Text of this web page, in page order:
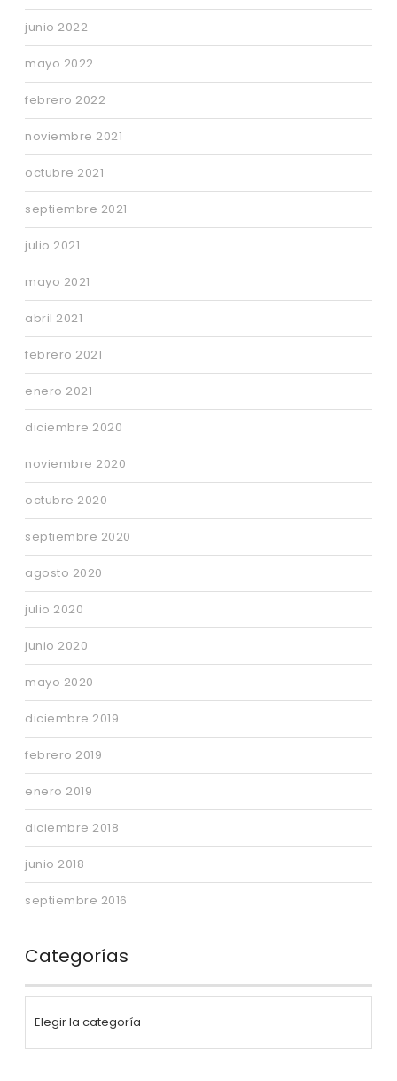
junio 2022
mayo 2022
febrero 2022
noviembre 2021
octubre 2021
septiembre 2021
julio 2021
mayo 2021
abril 2021
febrero 2021
enero 2021
diciembre 2020
noviembre 2020
octubre 2020
septiembre 2020
agosto 2020
julio 2020
junio 2020
mayo 2020
diciembre 2019
febrero 2019
enero 2019
diciembre 2018
junio 2018
septiembre 2016
Categorías